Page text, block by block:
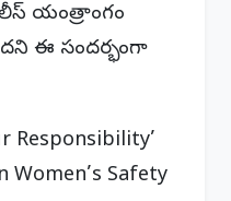
యంత్రాంగం
ఈ సందర్భంగా
Responsibility’
Women’s Safety